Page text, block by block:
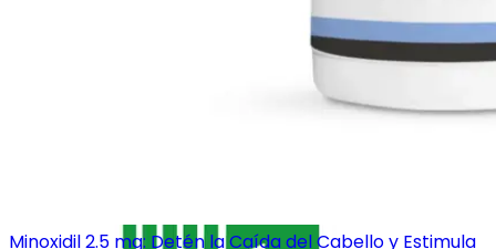
Minoxidil 2.5 mg: Detén la Caída del Cabello y Estimula